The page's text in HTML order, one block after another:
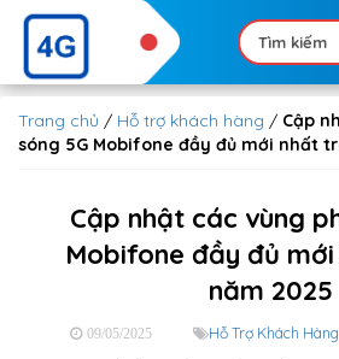
Trang chủ / Hỗ trợ khách hàng / Cập
sóng 5G Mobifone đầy đủ mới nhất
Cập nhật các vùng
Mobifone đầy đủ
năm 2025
09/05/2025 Hỗ Trợ Khách Hàng